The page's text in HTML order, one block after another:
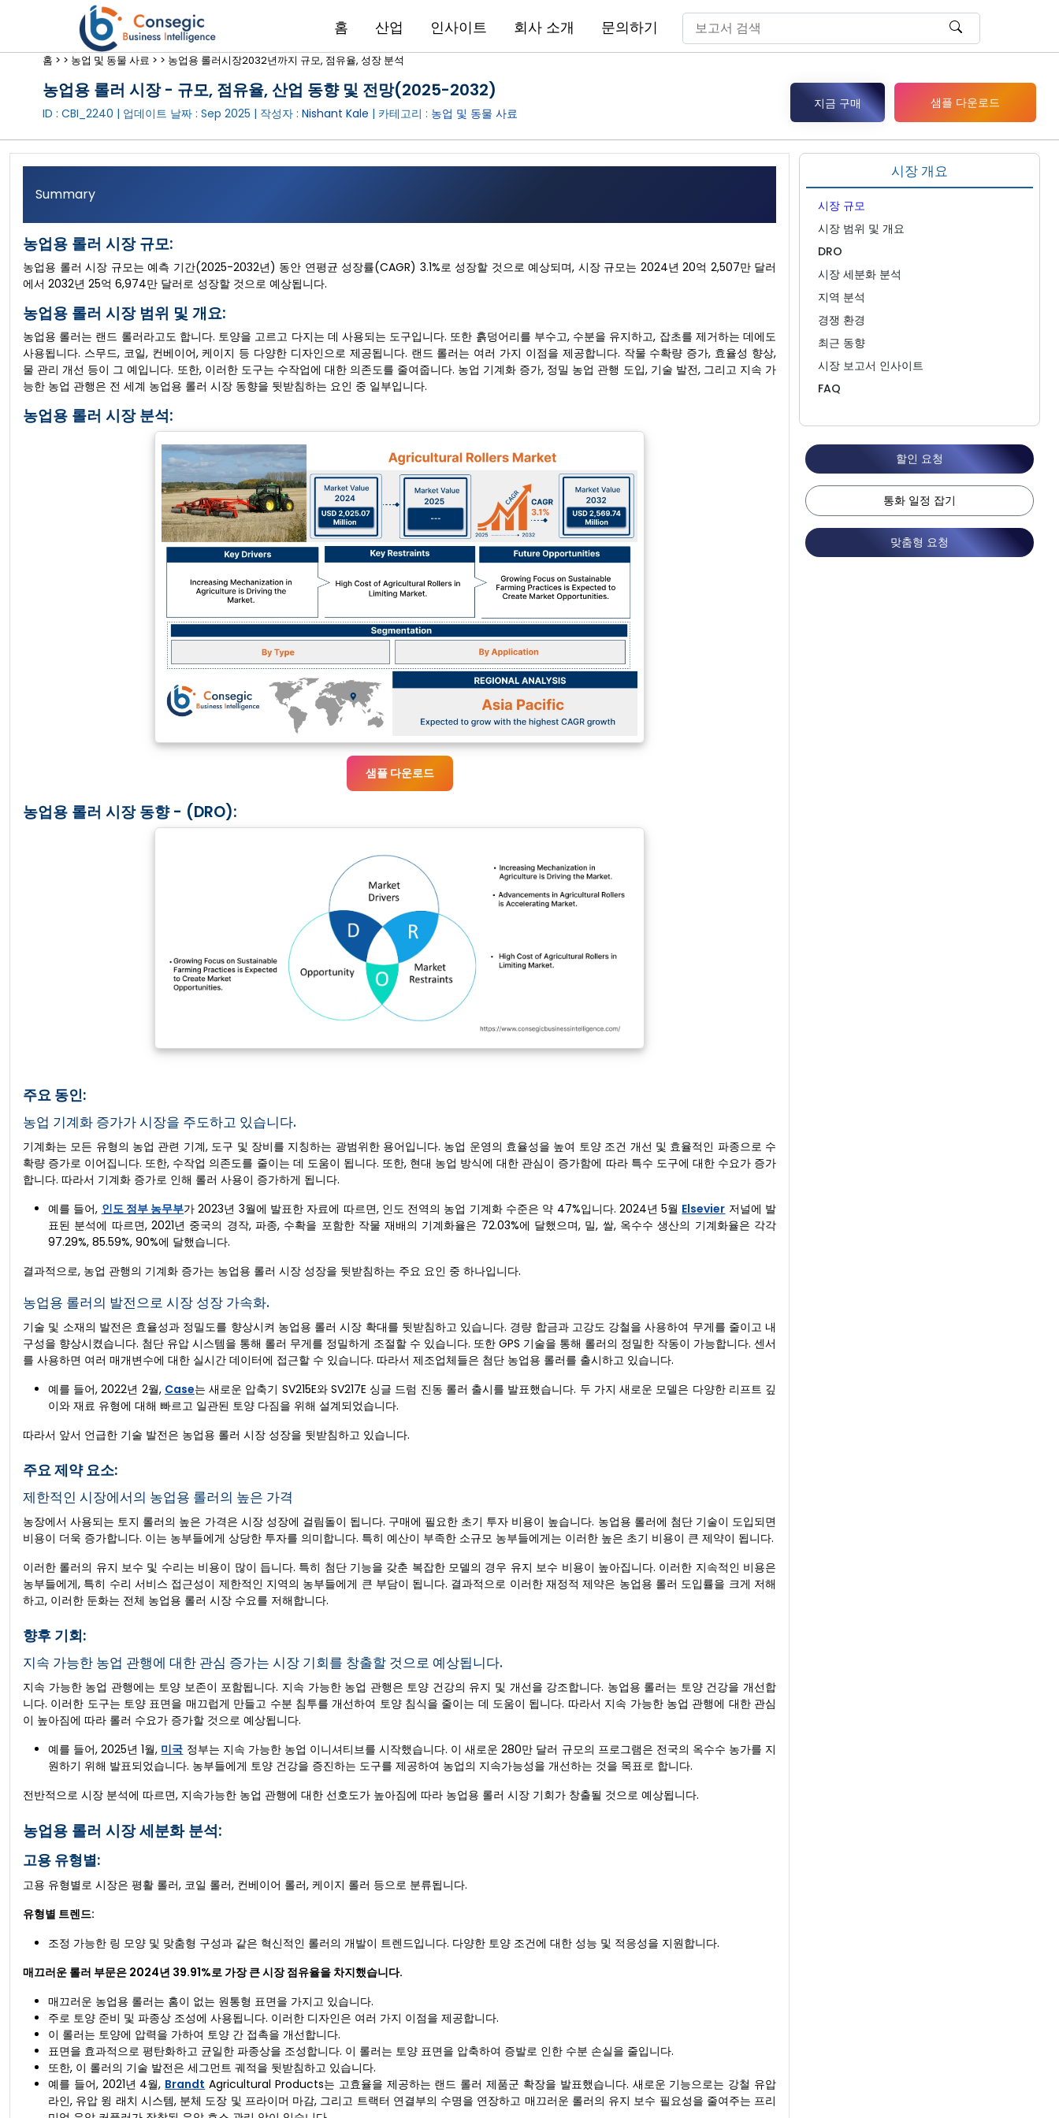
홈 산업 인사이트 회사 소개 문의하기
홈 > > 농업 및 동물 사료 > > 농업용 롤러시장2032년까지 규모, 점유율, 성장 분석
농업용 롤러 시장 - 규모, 점유율, 산업 동향 및 전망(2025-2032)
ID : CBI_2240 | 업데이트 날짜 : Sep 2025 | 작성자 : Nishant Kale | 카테고리 : 농업 및 동물 사료
지금 구매 샘플 다운로드
Summary
농업용 롤러 시장 규모:
농업용 롤러 시장 규모는 예측 기간(2025-2032년) 동안 연평균 성장률(CAGR) 3.1%로 성장할 것으로 예상되며, 시장 규모는 2024년 20억 2,507만 달러
에서 2032년 25억 6,974만 달러로 성장할 것으로 예상됩니다.
농업용 롤러 시장 범위 및 개요:
농업용 롤러는 랜드 롤러라고도 합니다. 토양을 고르고 다지는 데 사용되는 도구입니다. 또한 흙덩어리를 부수고, 수분을 유지하고, 잡초를 제거하는 데에도
사용됩니다. 스무드, 코일, 컨베이어, 케이지 등 다양한 디자인으로 제공됩니다. 랜드 롤러는 여러 가지 이점을 제공합니다. 작물 수확량 증가, 효율성 향상,
물 관리 개선 등이 그 예입니다. 또한, 이러한 도구는 수작업에 대한 의존도를 줄여줍니다. 농업 기계화 증가, 정밀 농업 관행 도입, 기술 발전, 그리고 지속 가
능한 농업 관행은 전 세계 농업용 롤러 시장 동향을 뒷받침하는 요인 중 일부입니다.
농업용 롤러 시장 분석:
샘플 다운로드
농업용 롤러 시장 동향 - (DRO):
주요 동인:
농업 기계화 증가가 시장을 주도하고 있습니다.
기계화는 모든 유형의 농업 관련 기계, 도구 및 장비를 지칭하는 광범위한 용어입니다. 농업 운영의 효율성을 높여 토양 조건 개선 및 효율적인 파종으로 수
확량 증가로 이어집니다. 또한, 수작업 의존도를 줄이는 데 도움이 됩니다. 또한, 현대 농업 방식에 대한 관심이 증가함에 따라 특수 도구에 대한 수요가 증가
합니다. 따라서 기계화 증가로 인해 롤러 사용이 증가하게 됩니다.
예를 들어, 인도 정부 농무부가 2023년 3월에 발표한 자료에 따르면, 인도 전역의 농업 기계화 수준은 약 47%입니다. 2024년 5월 Elsevier 저널에 발
표된 분석에 따르면, 2021년 중국의 경작, 파종, 수확을 포함한 작물 재배의 기계화율은 72.03%에 달했으며, 밀, 쌀, 옥수수 생산의 기계화율은 각각
97.29%, 85.59%, 90%에 달했습니다.
결과적으로, 농업 관행의 기계화 증가는 농업용 롤러 시장 성장을 뒷받침하는 주요 요인 중 하나입니다.
농업용 롤러의 발전으로 시장 성장 가속화.
기술 및 소재의 발전은 효율성과 정밀도를 향상시켜 농업용 롤러 시장 확대를 뒷받침하고 있습니다. 경량 합금과 고강도 강철을 사용하여 무게를 줄이고 내
구성을 향상시켰습니다. 첨단 유압 시스템을 통해 롤러 무게를 정밀하게 조절할 수 있습니다. 또한 GPS 기술을 통해 롤러의 정밀한 작동이 가능합니다. 센서
를 사용하면 여러 매개변수에 대한 실시간 데이터에 접근할 수 있습니다. 따라서 제조업체들은 첨단 농업용 롤러를 출시하고 있습니다.
예를 들어, 2022년 2월, Case는 새로운 압축기 SV215E와 SV217E 싱글 드럼 진동 롤러 출시를 발표했습니다. 두 가지 새로운 모델은 다양한 리프트 깊
이와 재료 유형에 대해 빠르고 일관된 토양 다짐을 위해 설계되었습니다.
따라서 앞서 언급한 기술 발전은 농업용 롤러 시장 성장을 뒷받침하고 있습니다.
주요 제약 요소:
제한적인 시장에서의 농업용 롤러의 높은 가격
농장에서 사용되는 토지 롤러의 높은 가격은 시장 성장에 걸림돌이 됩니다. 구매에 필요한 초기 투자 비용이 높습니다. 농업용 롤러에 첨단 기술이 도입되면
비용이 더욱 증가합니다. 이는 농부들에게 상당한 투자를 의미합니다. 특히 예산이 부족한 소규모 농부들에게는 이러한 높은 초기 비용이 큰 제약이 됩니다.
이러한 롤러의 유지 보수 및 수리는 비용이 많이 듭니다. 특히 첨단 기능을 갖춘 복잡한 모델의 경우 유지 보수 비용이 높아집니다. 이러한 지속적인 비용은
농부들에게, 특히 수리 서비스 접근성이 제한적인 지역의 농부들에게 큰 부담이 됩니다. 결과적으로 이러한 재정적 제약은 농업용 롤러 도입률을 크게 저해
하고, 이러한 둔화는 전체 농업용 롤러 시장 수요를 저해합니다.
향후 기회:
지속 가능한 농업 관행에 대한 관심 증가는 시장 기회를 창출할 것으로 예상됩니다.
지속 가능한 농업 관행에는 토양 보존이 포함됩니다. 지속 가능한 농업 관행은 토양 건강의 유지 및 개선을 강조합니다. 농업용 롤러는 토양 건강을 개선합
니다. 이러한 도구는 토양 표면을 매끄럽게 만들고 수분 침투를 개선하여 토양 침식을 줄이는 데 도움이 됩니다. 따라서 지속 가능한 농업 관행에 대한 관심
이 높아짐에 따라 롤러 수요가 증가할 것으로 예상됩니다.
예를 들어, 2025년 1월, 미국 정부는 지속 가능한 농업 이니셔티브를 시작했습니다. 이 새로운 280만 달러 규모의 프로그램은 전국의 옥수수 농가를 지
원하기 위해 발표되었습니다. 농부들에게 토양 건강을 증진하는 도구를 제공하여 농업의 지속가능성을 개선하는 것을 목표로 합니다.
전반적으로 시장 분석에 따르면, 지속가능한 농업 관행에 대한 선호도가 높아짐에 따라 농업용 롤러 시장 기회가 창출될 것으로 예상됩니다.
농업용 롤러 시장 세분화 분석:
고용 유형별:
고용 유형별로 시장은 평활 롤러, 코일 롤러, 컨베이어 롤러, 케이지 롤러 등으로 분류됩니다.
유형별 트렌드:
조정 가능한 링 모양 및 맞춤형 구성과 같은 혁신적인 롤러의 개발이 트렌드입니다. 다양한 토양 조건에 대한 성능 및 적응성을 지원합니다.
매끄러운 롤러 부문은 2024년 39.91%로 가장 큰 시장 점유율을 차지했습니다.
매끄러운 농업용 롤러는 홈이 없는 원통형 표면을 가지고 있습니다.
주로 토양 준비 및 파종상 조성에 사용됩니다. 이러한 디자인은 여러 가지 이점을 제공합니다.
이 롤러는 토양에 압력을 가하여 토양 간 접촉을 개선합니다.
표면을 효과적으로 평탄화하고 균일한 파종상을 조성합니다. 이 롤러는 토양 표면을 압축하여 증발로 인한 수분 손실을 줄입니다.
또한, 이 롤러의 기술 발전은 세그먼트 궤적을 뒷받침하고 있습니다.
예를 들어, 2021년 4월, Brandt Agricultural Products는 고효율을 제공하는 랜드 롤러 제품군 확장을 발표했습니다. 새로운 기능으로는 강철 유압
라인, 유압 윙 래치 시스템, 분체 도장 및 프라이머 마감, 그리고 트랙터 연결부의 수명을 연장하고 매끄러운 롤러의 유지 보수 필요성을 줄여주는 프리
시장 개요
시장 규모
시장 범위 및 개요
DRO
시장 세분화 분석
지역 분석
경쟁 환경
최근 동향
시장 보고서 인사이트
FAQ
할인 요청
통화 일정 잡기
맞춤형 요청